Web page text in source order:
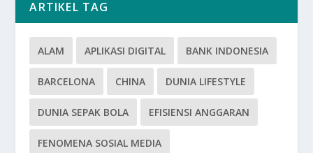
ARTIKEL TAG
ALAM APLIKASI DIGITAL BANK INDONESIA
BARCELONA CHINA DUNIA LIFESTYLE
DUNIA SEPAK BOLA EFISIENSI ANGGARAN
FENOMENA SOSIAL MEDIA